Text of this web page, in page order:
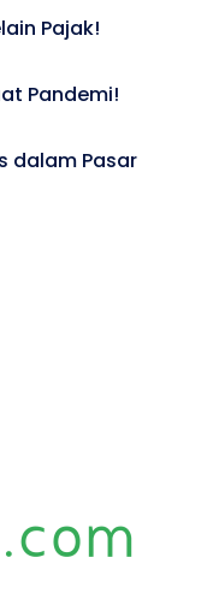
Pajak!
Pandemi!
dalam Pasar